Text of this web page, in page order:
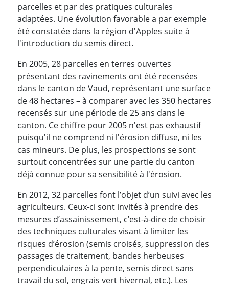
parcelles et par des pratiques culturales
adaptées. Une évolution favorable a par exemple
été constatée dans la région d'Apples suite à
l'introduction du semis direct.
En 2005, 28 parcelles en terres ouvertes
présentant des ravinements ont été recensées
dans le canton de Vaud, représentant une surface
de 48 hectares – à comparer avec les 350 hectares
recensés sur une période de 25 ans dans le
canton. Ce chiffre pour 2005 n'est pas exhaustif
puisqu'il ne comprend ni l'érosion diffuse, ni les
cas mineurs. De plus, les prospections se sont
surtout concentrées sur une partie du canton
déjà connue pour sa sensibilité à l'érosion.
En 2012, 32 parcelles font l’objet d’un suivi avec les
agriculteurs. Ceux-ci sont invités à prendre des
mesures d’assainissement, c’est-à-dire de choisir
des techniques culturales visant à limiter les
risques d’érosion (semis croisés, suppression des
passages de traitement, bandes herbeuses
perpendiculaires à la pente, semis direct sans
travail du sol, engrais vert hivernal, etc.). Les